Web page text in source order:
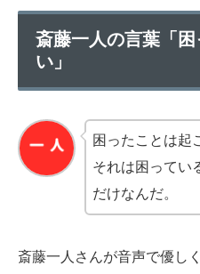
斎藤一人の言葉「
い」
困ったことは起
それは困ってい
だけなんだ。
斎藤一人さんが音声で優し